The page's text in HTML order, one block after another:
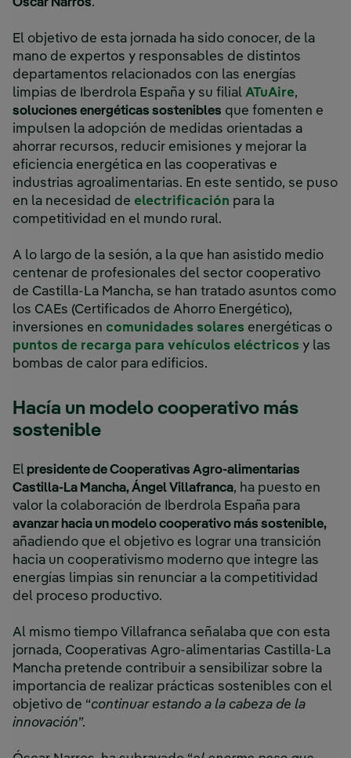
Óscar Narros.
El objetivo de esta jornada ha sido conocer, de la
mano de expertos y responsables de distintos
departamentos relacionados con las energías
limpias de Iberdrola España y su filial ATuAire,
soluciones energéticas sostenibles que fomenten e
impulsen la adopción de medidas orientadas a
ahorrar recursos, reducir emisiones y mejorar la
eficiencia energética en las cooperativas e
industrias agroalimentarias. En este sentido, se puso
en la necesidad de electrificación para la
competitividad en el mundo rural.
A lo largo de la sesión, a la que han asistido medio
centenar de profesionales del sector cooperativo
de Castilla-La Mancha, se han tratado asuntos como
los CAEs (Certificados de Ahorro Energético),
inversiones en comunidades solares energéticas o
puntos de recarga para vehículos eléctricos y las
bombas de calor para edificios.
Hacía un modelo cooperativo más
sostenible
El presidente de Cooperativas Agro-alimentarias
Castilla-La Mancha, Ángel Villafranca, ha puesto en
valor la colaboración de Iberdrola España para
avanzar hacia un modelo cooperativo más sostenible,
añadiendo que el objetivo es lograr una transición
hacia un cooperativismo moderno que integre las
energías limpias sin renunciar a la competitividad
del proceso productivo.
Al mismo tiempo Villafranca señalaba que con esta
jornada, Cooperativas Agro-alimentarias Castilla-La
Mancha pretende contribuir a sensibilizar sobre la
importancia de realizar prácticas sostenibles con el
objetivo de “continuar estando a la cabeza de la
innovación”.